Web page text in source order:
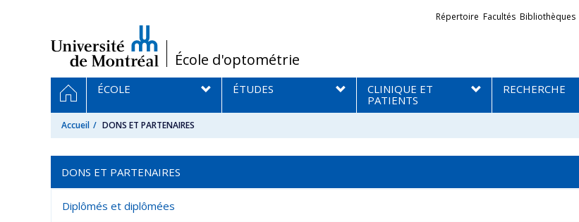
/École d'optométrie
Liens
Répertoire Facultés Bibliothèques
Navigation
principale
ACCUEIL
ÉCOLE ÉTUDES
CLINIQUE ET
PATIENTS
RECHERCHE
Accueil DONS ET PARTENAIRES
DONS ET PARTENAIRES
Diplômés et diplômées